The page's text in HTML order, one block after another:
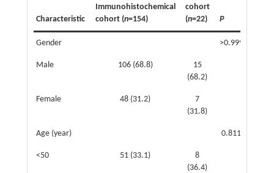
Characteristic
Immunohistochemical
cohort (n=154)
cohort
(n=22) P
Gender >0.999
Male 106 (68.8)
15
(68.2)
Female 48 (31.2)
7
(31.8)
Age (year) 0.811
<50 51 (33.1)
8
(36.4)